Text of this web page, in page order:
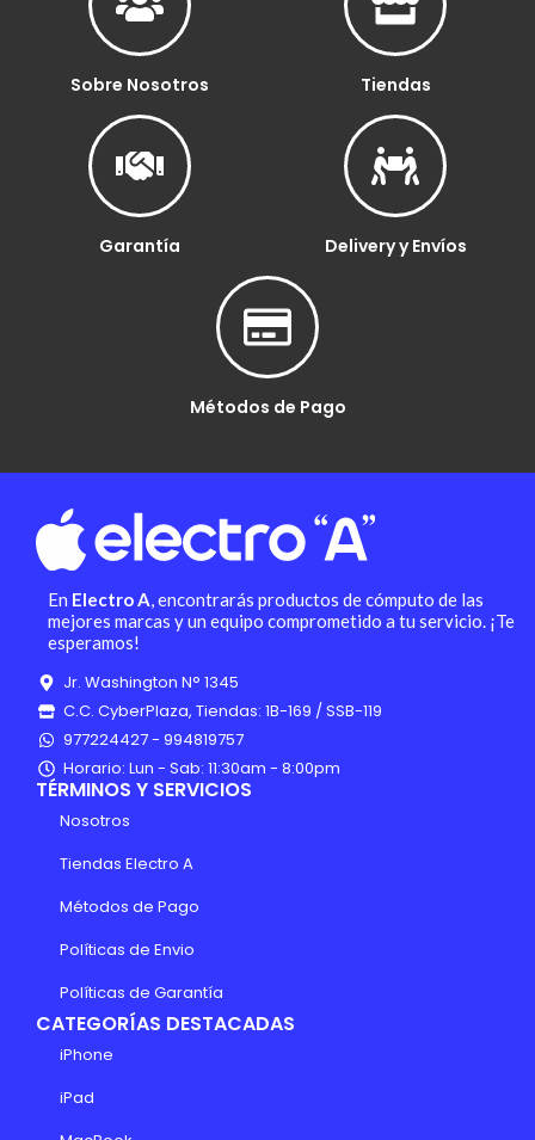
Sobre Nosotros Tiendas
Garantía Delivery y Envíos
Métodos de Pago
En Electro A, encontrarás productos de cómputo de las
mejores marcas y un equipo comprometido a tu servicio. ¡Te
esperamos!
Jr. Washington N° 1345
C.C. CyberPlaza, Tiendas: 1B-169 / SSB-119
977224427 - 994819757
Horario: Lun - Sab: 11:30am - 8:00pm
TÉRMINOS Y SERVICIOS
Nosotros
Tiendas Electro A
Métodos de Pago
Políticas de Envio
Políticas de Garantía
CATEGORÍAS DESTACADAS
iPhone
iPad